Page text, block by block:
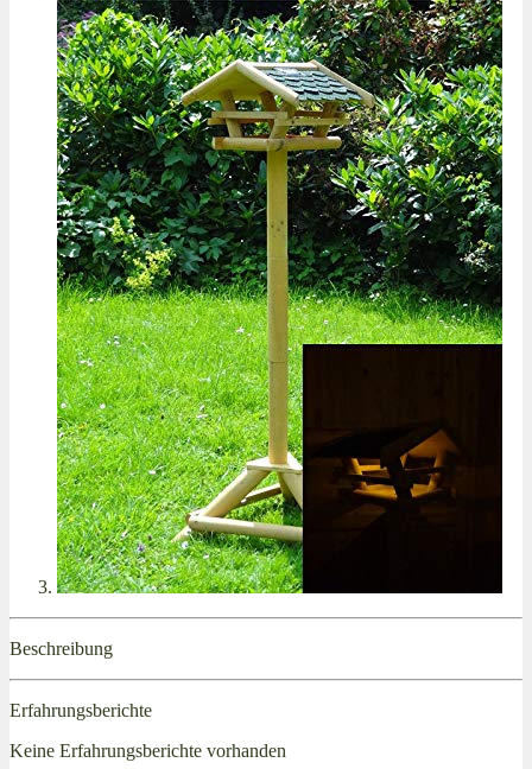
Beschreibung
Erfahrungsberichte
Keine Erfahrungsberichte vorhanden